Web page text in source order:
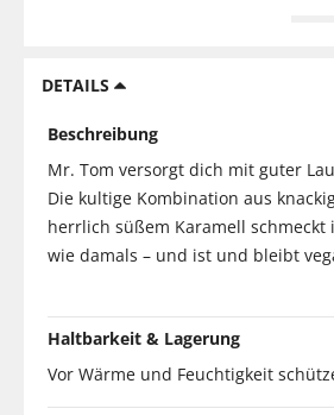
DETAILS
Beschreibung
Mr. Tom versorgt dich mit guter
Die kultige Kombination aus
herrlich süßem Karamell schmeckt
wie damals – und ist und bleibt
Haltbarkeit & Lagerung
Vor Wärme und Feuchtigkeit